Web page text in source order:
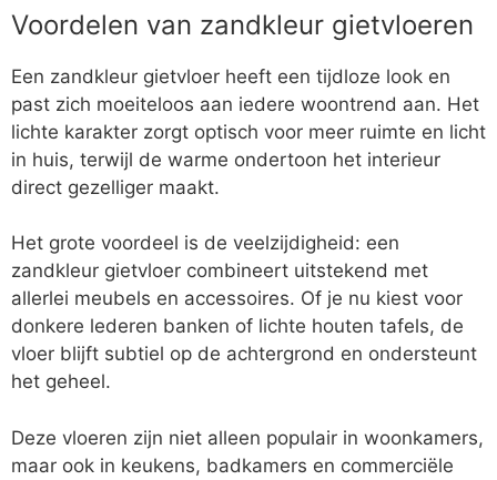
Voordelen van zandkleur gietvloeren
Een zandkleur gietvloer heeft een tijdloze look en
past zich moeiteloos aan iedere woontrend aan. Het
lichte karakter zorgt optisch voor meer ruimte en licht
in huis, terwijl de warme ondertoon het interieur
direct gezelliger maakt.
Het grote voordeel is de veelzijdigheid: een
zandkleur gietvloer combineert uitstekend met
allerlei meubels en accessoires. Of je nu kiest voor
donkere lederen banken of lichte houten tafels, de
vloer blijft subtiel op de achtergrond en ondersteunt
het geheel.
Deze vloeren zijn niet alleen populair in woonkamers,
maar ook in keukens, badkamers en commerciële